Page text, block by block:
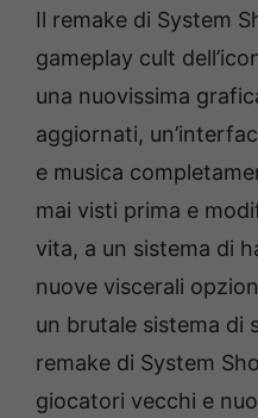
Il remake di System
gameplay cult
una nuovissima
aggiornati,
e musica
mai visti prima e
vita, a un sistema di
nuove viscerali
un brutale sistema di
remake di System
giocatori vecchi e